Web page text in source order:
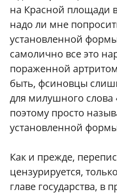
на Красной площади
надо ли мне
установленной
самолично все это
пораженной
быть, фсиновцы
для милушного слова
поэтому просто
установленной
Как и прежде,
цензурируется,
главе государства, в